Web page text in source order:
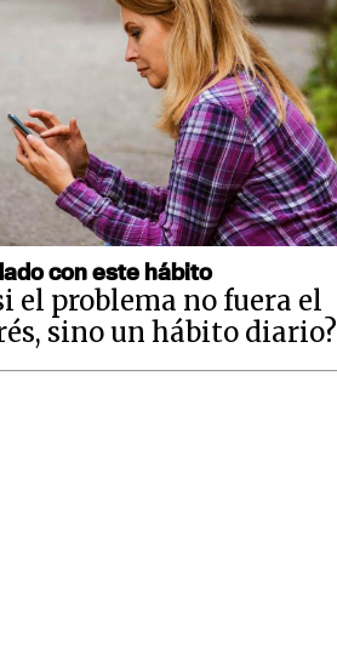
con este hábito
el problema no fuera el
sino un hábito diario?